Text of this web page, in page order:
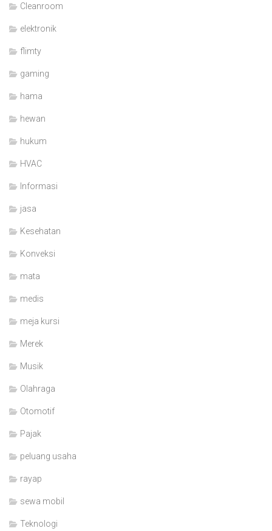
Cleanroom
elektronik
flimty
gaming
hama
hewan
hukum
HVAC
Informasi
jasa
Kesehatan
Konveksi
mata
medis
meja kursi
Merek
Musik
Olahraga
Otomotif
Pajak
peluang usaha
rayap
sewa mobil
Teknologi